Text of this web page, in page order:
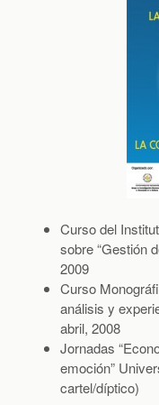
Curso del
sobre “Gestión
2009
Curso
análisis y
abril, 2008
Jornadas
emoción”
cartel/díptico)